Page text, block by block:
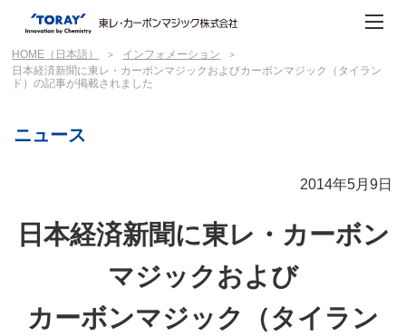
HOME（日本語）
インフォメーション
日本経済新聞に東レ・カーボンマジックおよびカーボンマジック（タイラン
ド）の記事が掲載されました
ニュース
2014年5月9日
日本経済新聞に東レ・カーボン
マジックおよび
カーボンマジック（タイラン